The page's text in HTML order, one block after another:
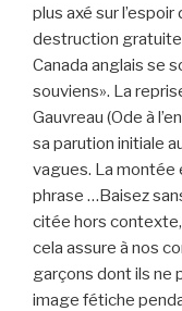
plus axé sur
destruction
Canada anglais se
souviens». La
Gauvreau (Ode à
sa parution initiale
vagues. La montée
phrase …Baisez
citée hors contexte,
cela assure à nos
garçons dont ils ne
image fétiche